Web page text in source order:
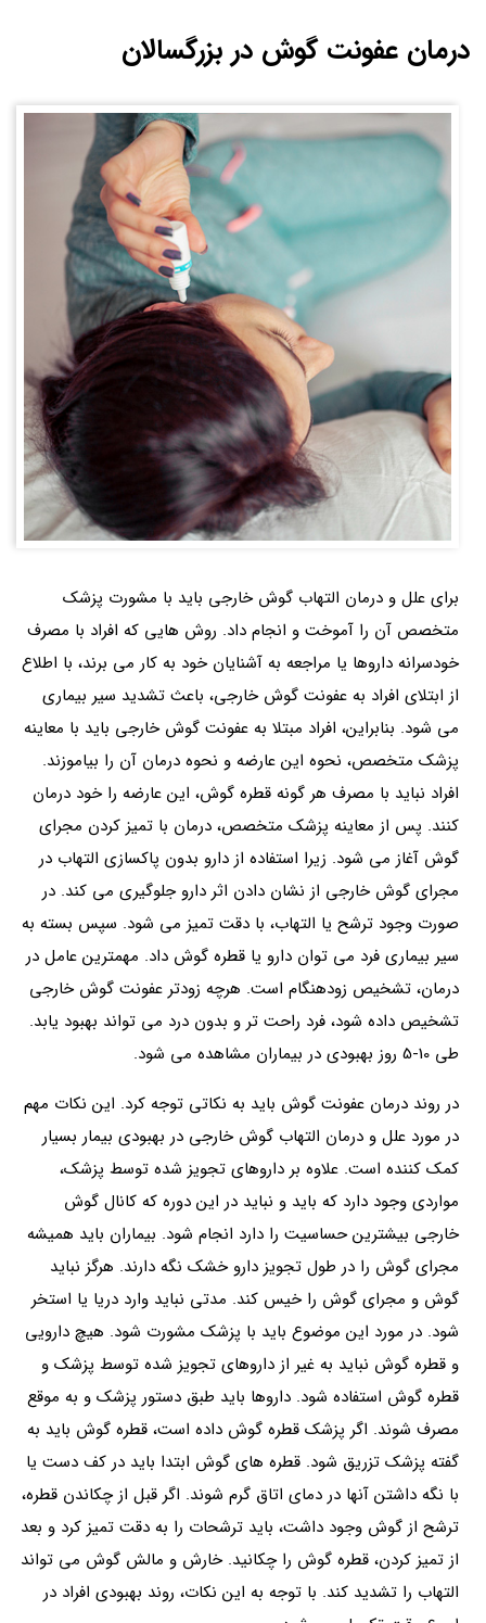
درمان عفونت گوش در بزرگسالان
برای علل و درمان التهاب گوش خارجی باید با مشورت پزشک
متخصص آن را آموخت و انجام داد. روش هایی که افراد با مصرف
خودسرانه داروها یا مراجعه به آشنایان خود به کار می برند، با اطلاع
از ابتلای افراد به عفونت گوش خارجی، باعث تشدید سیر بیماری
می شود. بنابراین، افراد مبتلا به عفونت گوش خارجی باید با معاینه
پزشک متخصص، نحوه این عارضه و نحوه درمان آن را بیاموزند.
افراد نباید با مصرف هر گونه قطره گوش، این عارضه را خود درمان
کنند. پس از معاینه پزشک متخصص، درمان با تمیز کردن مجرای
گوش آغاز می شود. زیرا استفاده از دارو بدون پاکسازی التهاب در
مجرای گوش خارجی از نشان دادن اثر دارو جلوگیری می کند. در
صورت وجود ترشح یا التهاب، با دقت تمیز می شود. سپس بسته به
سیر بیماری فرد می توان دارو یا قطره گوش داد. مهمترین عامل در
درمان، تشخیص زودهنگام است. هرچه زودتر عفونت گوش خارجی
تشخیص داده شود، فرد راحت تر و بدون درد می تواند بهبود یابد.
طی 10-5 روز بهبودی در بیماران مشاهده می شود.
در روند درمان عفونت گوش باید به نکاتی توجه کرد. این نکات مهم
در مورد علل و درمان التهاب گوش خارجی در بهبودی بیمار بسیار
کمک کننده است. علاوه بر داروهای تجویز شده توسط پزشک،
مواردی وجود دارد که باید و نباید در این دوره که کانال گوش
خارجی بیشترین حساسیت را دارد انجام شود. بیماران باید همیشه
مجرای گوش را در طول تجویز دارو خشک نگه دارند. هرگز نباید
گوش و مجرای گوش را خیس کند. مدتی نباید وارد دریا یا استخر
شود. در مورد این موضوع باید با پزشک مشورت شود. هیچ دارویی
و قطره گوش نباید به غیر از داروهای تجویز شده توسط پزشک و
قطره گوش استفاده شود. داروها باید طبق دستور پزشک و به موقع
مصرف شوند. اگر پزشک قطره گوش داده است، قطره گوش باید به
گفته پزشک تزریق شود. قطره های گوش ابتدا باید در کف دست یا
با نگه داشتن آنها در دمای اتاق گرم شوند. اگر قبل از چکاندن قطره،
ترشح از گوش وجود داشت، باید ترشحات را به دقت تمیز کرد و بعد
از تمیز کردن، قطره گوش را چکانید. خارش و مالش گوش می تواند
التهاب را تشدید کند. با توجه به این نکات، روند بهبودی افراد در